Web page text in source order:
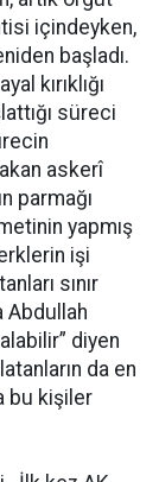
içindeyken,
başladı.
kırıklığı
süreci
askerî
parmağı
yapmış
işi
sınır
Abdullah
diyen
da en
bu kişiler